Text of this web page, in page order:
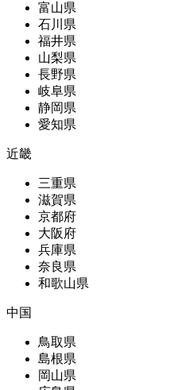
富山県
石川県
福井県
山梨県
長野県
岐阜県
静岡県
愛知県
近畿
三重県
滋賀県
京都府
大阪府
兵庫県
奈良県
和歌山県
中国
鳥取県
島根県
岡山県